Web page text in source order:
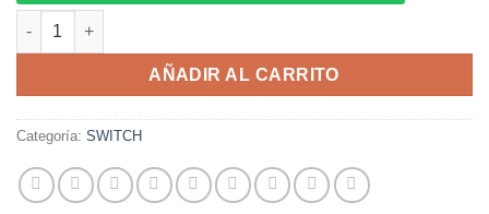
Switch De Escritorio Mercusys Ms108 8 Puertos 10/100mbps
AÑADIR AL CARRITO
Categoría: SWITCH